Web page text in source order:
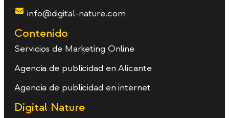
info@digital-nature.com
Contenido
Servicios de Marketing Online
Agencia de publicidad en Alicante
Agencia de publicidad en internet
Digital Nature